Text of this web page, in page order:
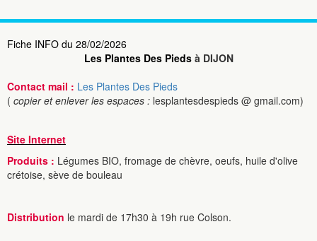
Fiche INFO du 28/02/2026
Les Plantes Des Piedsà DIJON
Contact mail : Les Plantes Des Pieds
( copier et enlever les espaces : lesplantesdespieds @ gmail.com)
Site Internet
Produits : Légumes BIO, fromage de chèvre, oeufs, huile d'olive
crétoise, sève de bouleau
Distribution le mardi de 17h30 à 19h rue Colson.